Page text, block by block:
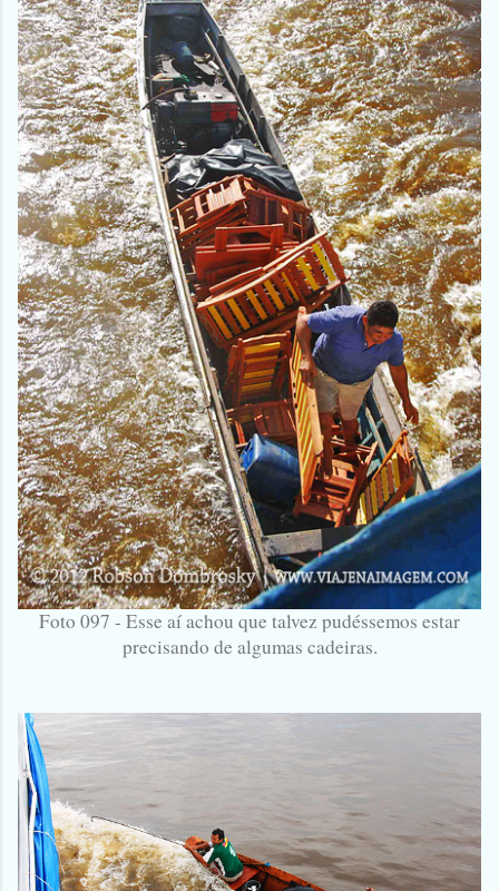
Foto 097 - Esse aí achou que talvez pudéssemos estar
precisando de algumas cadeiras.